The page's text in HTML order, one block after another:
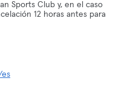
Sports Club y, en el caso
12 horas antes para